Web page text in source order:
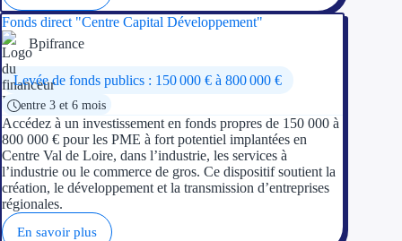
Fonds direct "Centre Capital Développement"
Bpifrance
Levée de fonds publics : 150 000 € à 800 000 €
entre 3 et 6 mois
Accédez à un investissement en fonds propres de 150 000 à
800 000 € pour les PME à fort potentiel implantées en
Centre Val de Loire, dans l’industrie, les services à
l’industrie ou le commerce de gros. Ce dispositif soutient la
création, le développement et la transmission d’entreprises
régionales.
En savoir plus